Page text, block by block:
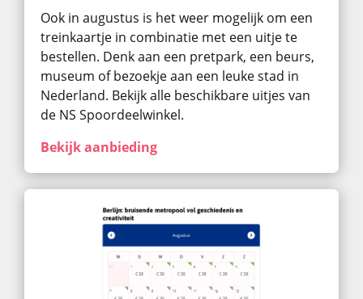
Ook in augustus ​is het weer mogelijk om een
treinkaartje in combinatie met een uitje te
bestellen. Denk aan een pretpark, een beurs,
museum of bezoekje aan een leuke stad in
Nederland. Bekijk alle beschikbare uitjes van
de NS Spoordeelwinkel.
Bekijk aanbieding